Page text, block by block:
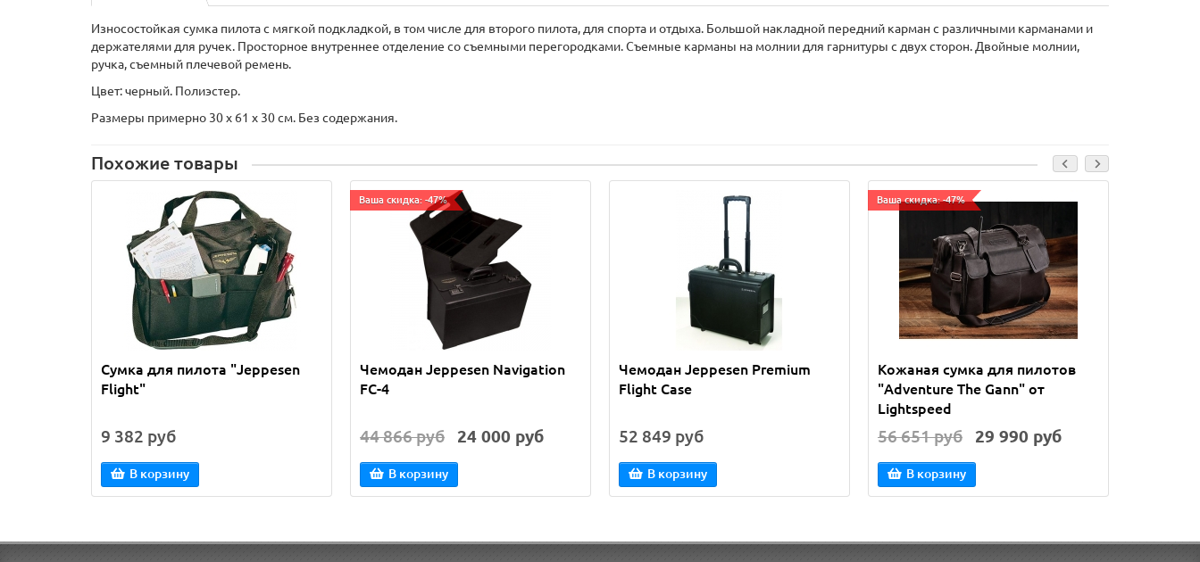
Износостойкая сумка пилота с мягкой подкладкой, в том числе для второго пилота, для спорта и отдыха. Большой накладной передний карман с различными карманами и
держателями для ручек. Просторное внутреннее отделение со съемными перегородками. Съемные карманы на молнии для гарнитуры с двух сторон. Двойные молнии,
ручка, съемный плечевой ремень.
Цвет: черный. Полиэстер.
Размеры примерно 30 x 61 x 30 см. Без содержания.
Похожие товары
Сумка для пилота "Jeppesen
Flight"
9 382 руб
В корзину
Ваша скидка: -47%
Чемодан Jeppesen Navigation
FC-4
44 866 руб 24 000 руб
В корзину
Чемодан Jeppesen Premium
Flight Case
52 849 руб
В корзину
Ваша скидка: -47%
Кожаная сумка для пилотов
"Adventure The Gann" от
Lightspeed
56 651 руб 29 990 руб
В корзину